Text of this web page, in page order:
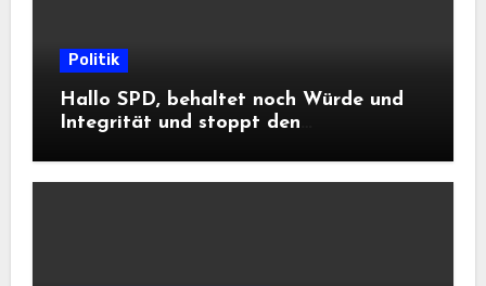
Politik
Hallo SPD, behaltet noch Würde und
Integrität und stoppt den
Informationsfreiheit!